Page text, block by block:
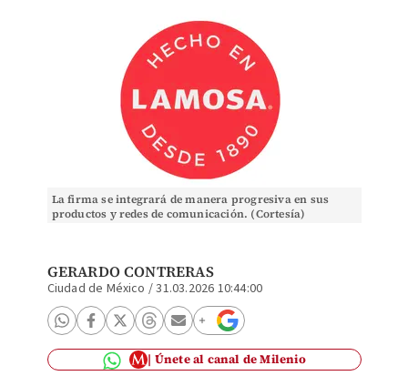
La firma se integrará de manera progresiva en sus
productos y redes de comunicación. (Cortesía)
GERARDO CONTRERAS
Ciudad de México /31.03.2026 10:44:00
Únete al canal de Milenio